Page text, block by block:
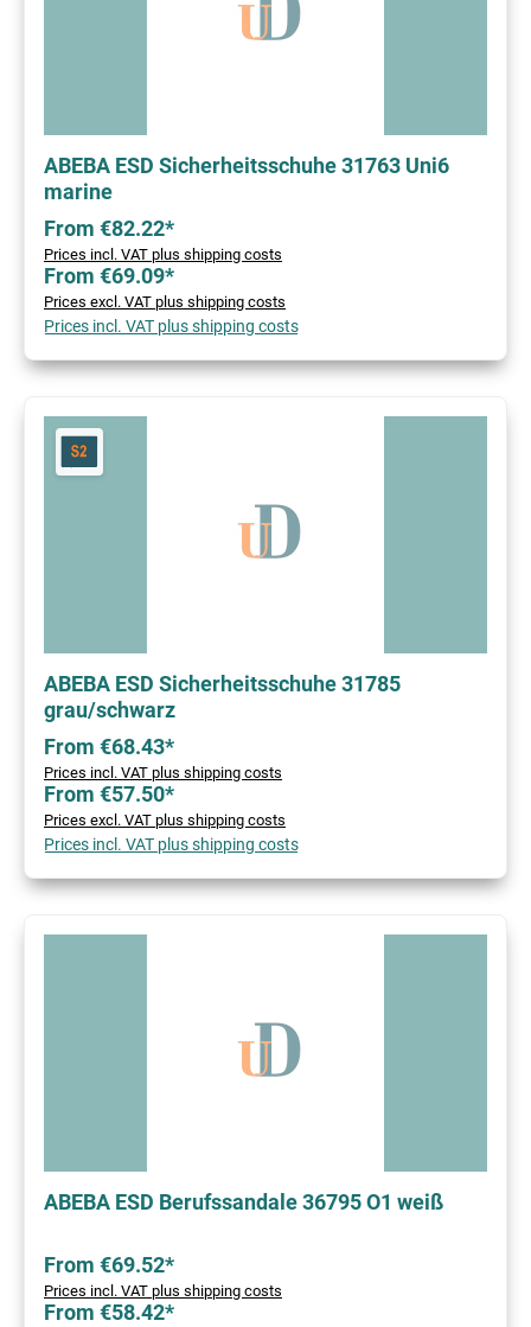
ABEBA ESD Sicherheitsschuhe 31763 Uni6
marine
From €82.22*
Prices incl. VAT plus shipping costs
From €69.09*
Prices excl. VAT plus shipping costs
Prices incl. VAT plus shipping costs
ABEBA ESD Sicherheitsschuhe 31785
grau/schwarz
From €68.43*
Prices incl. VAT plus shipping costs
From €57.50*
Prices excl. VAT plus shipping costs
Prices incl. VAT plus shipping costs
ABEBA ESD Berufssandale 36795 O1 weiß
From €69.52*
Prices incl. VAT plus shipping costs
From €58.42*